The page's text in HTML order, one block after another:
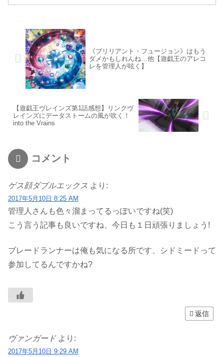
《ブリリアント・フュージョン》はもう
ダメかもしれんね…他【遊戯王のアレコ
レを管理人が呟く】
【遊戯王ヴレインズ第1話感想】リンクヴ
レインズにデータストームの風が吹く！
into the Vrains
コメント
ゲス顔ダブルエックス より:
2017年5月10日 8:25 AM
管理人さんも色々溜まってるっぽいですね(笑)
こう言う記事も良いですね、今日も１日頑張りましょう!
ブレードランナーは俺も気になる所です、シドミードって
参加してるんですかね?
返信
ヴァンガード より:
2017年5月10日 9:29 AM